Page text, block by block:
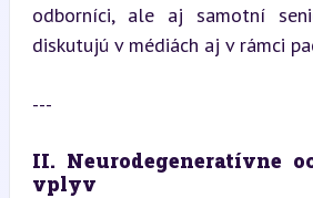
odborníci, ale aj samotní
diskutujú v médiách aj v rámci
---
II. Neurodegeneratívne
vplyv